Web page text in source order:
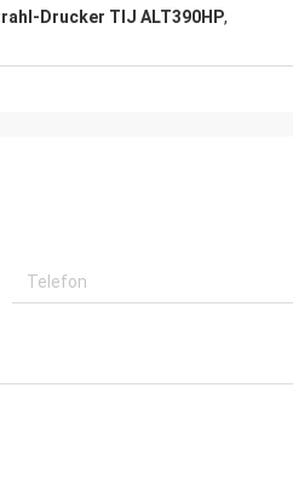
Drucker TIJ ALT390HP,